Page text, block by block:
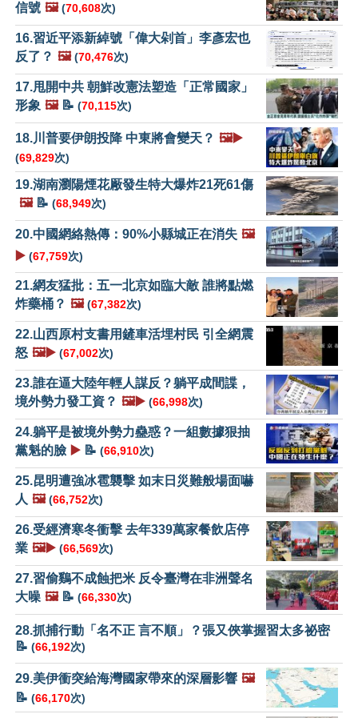
信號 🖼️ (70,608次)
16.習近平添新綽號「偉大剁首」李彥宏也
反了？ 🖼️ (70,476次)
17.甩開中共 朝鮮改憲法塑造「正常國家」
形象 🖼️📝 (70,115次)
18.川普要伊朗投降 中東將會變天？ 🖼️▶️
(69,829次)
19.湖南瀏陽煙花厰發生特大爆炸21死61傷
🖼️📝 (68,949次)
20.中國網絡熱傳：90%小縣城正在消失 🖼️
▶️ (67,759次)
21.網友猛批：五一北京如臨大敵 誰將點燃
炸藥桶？ 🖼️ (67,382次)
22.山西原村支書用鏟車活埋村民 引全網震
怒 🖼️▶️ (67,002次)
23.誰在逼大陸年輕人謀反？躺平成間諜，
境外勢力發工資？ 🖼️▶️ (66,998次)
24.躺平是被境外勢力蠱惑？一組數據狠抽
黨魁的臉 ▶️ 📝 (66,910次)
25.昆明遭強冰雹襲擊 如末日災難般場面嚇
人 🖼️ (66,752次)
26.受經濟寒冬衝擊 去年339萬家餐飲店停
業 🖼️▶️ (66,569次)
27.習偷鷄不成蝕把米 反令臺灣在非洲聲名
大噪 🖼️📝 (66,330次)
28.抓捕行動「名不正 言不順」？張又俠掌握習太多祕密
📝 (66,192次)
29.美伊衝突給海灣國家帶來的深層影響 🖼️
📝 (66,170次)